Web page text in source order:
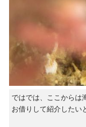
ではでは、ここからは
お借りして紹介したい